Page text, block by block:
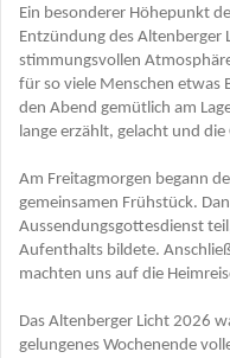
Ein besonderer Höhepunkt
Entzündung des Altenberger
stimmungsvollen
für so viele Menschen etwas
den Abend gemütlich am
lange erzählt, gelacht und
Am Freitagmorgen begann
gemeinsamen Frühstück.
Aussendungsgottesdienst
Aufenthalts bildete.
machten uns auf die
Das Altenberger Licht 2026
gelungenes Wochenende